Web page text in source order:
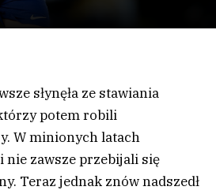
słynęła ze stawiania
potem robili
W minionych latach
nie zawsze przebijali się
Teraz jednak znów nadszedł